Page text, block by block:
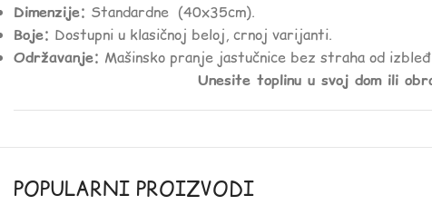
Dimenzije: Standardne (40x35cm).
Boje: Dostupni u klasičnoj beloj, crnoj varijanti.
Održavanje: Mašinsko pranje jastučnice bez straha od
Unesite toplinu u svoj dom ili
POPULARNI PROIZVODI